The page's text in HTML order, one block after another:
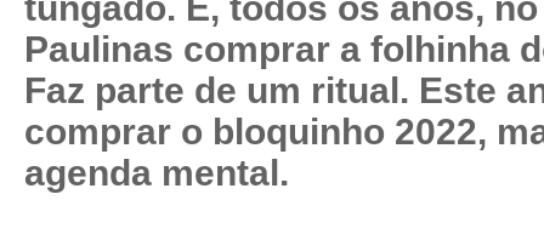
Paulinas comprar a folhinha
Faz parte de um ritual. Este
comprar o bloquinho 2022,
agenda mental.